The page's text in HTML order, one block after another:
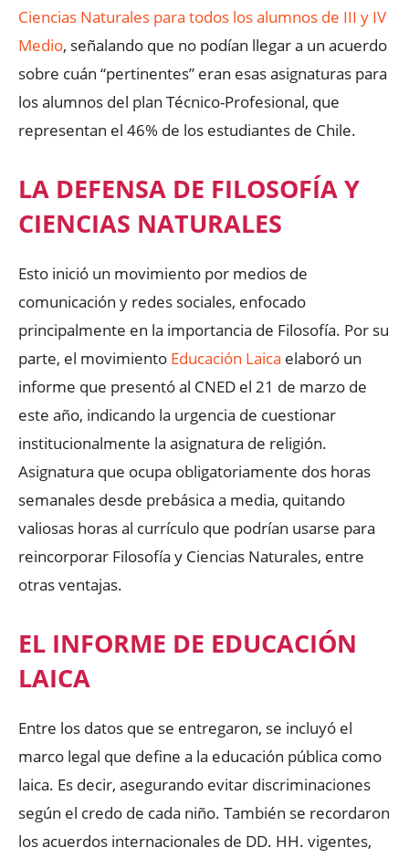
Ciencias Naturales para todos los alumnos de III y IV
Medio, señalando que no podían llegar a un acuerdo
sobre cuán “pertinentes” eran esas asignaturas para
los alumnos del plan Técnico-Profesional, que
representan el 46% de los estudiantes de Chile.
LA DEFENSA DE FILOSOFÍA Y
CIENCIAS NATURALES
Esto inició un movimiento por medios de
comunicación y redes sociales, enfocado
principalmente en la importancia de Filosofía. Por su
parte, el movimiento Educación Laica elaboró un
informe que presentó al CNED el 21 de marzo de
este año, indicando la urgencia de cuestionar
institucionalmente la asignatura de religión.
Asignatura que ocupa obligatoriamente dos horas
semanales desde prebásica a media, quitando
valiosas horas al currículo que podrían usarse para
reincorporar Filosofía y Ciencias Naturales, entre
otras ventajas.
EL INFORME DE EDUCACIÓN
LAICA
Entre los datos que se entregaron, se incluyó el
marco legal que define a la educación pública como
laica. Es decir, asegurando evitar discriminaciones
según el credo de cada niño. También se recordaron
los acuerdos internacionales de DD. HH. vigentes,